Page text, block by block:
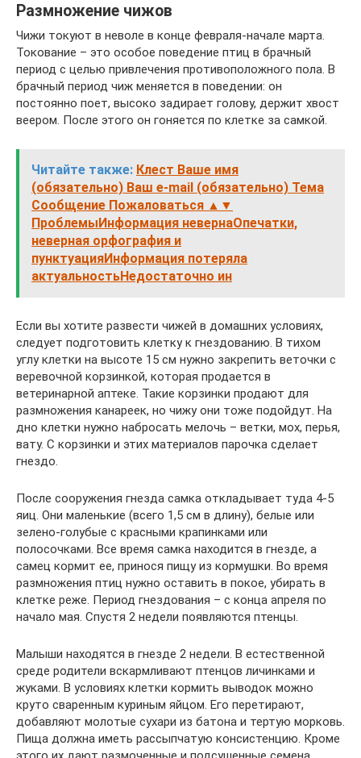
Размножение чижов
Чижи токуют в неволе в конце февраля-начале марта.
Токование – это особое поведение птиц в брачный
период с целью привлечения противоположного пола. В
брачный период чиж меняется в поведении: он
постоянно поет, высоко задирает голову, держит хвост
веером. После этого он гоняется по клетке за самкой.
Читайте также: Клест Ваше имя
(обязательно) Ваш e-mail (обязательно) Тема
Сообщение Пожаловаться ▲▼
ПроблемыИнформация невернаОпечатки,
неверная орфография и
пунктуацияИнформация потеряла
актуальностьНедостаточно ин
Если вы хотите развести чижей в домашних условиях,
следует подготовить клетку к гнездованию. В тихом
углу клетки на высоте 15 см нужно закрепить веточки с
веревочной корзинкой, которая продается в
ветеринарной аптеке. Такие корзинки продают для
размножения канареек, но чижу они тоже подойдут. На
дно клетки нужно набросать мелочь – ветки, мох, перья,
вату. С корзинки и этих материалов парочка сделает
гнездо.
После сооружения гнезда самка откладывает туда 4-5
яиц. Они маленькие (всего 1,5 см в длину), белые или
зелено-голубые с красными крапинками или
полосочками. Все время самка находится в гнезде, а
самец кормит ее, принося пищу из кормушки. Во время
размножения птиц нужно оставить в покое, убирать в
клетке реже. Период гнездования – с конца апреля по
начало мая. Спустя 2 недели появляются птенцы.
Малыши находятся в гнезде 2 недели. В естественной
среде родители вскармливают птенцов личинками и
жуками. В условиях клетки кормить выводок можно
круто сваренным куриным яйцом. Его перетирают,
добавляют молотые сухари из батона и тертую морковь.
Пища должна иметь рассыпчатую консистенцию. Кроме